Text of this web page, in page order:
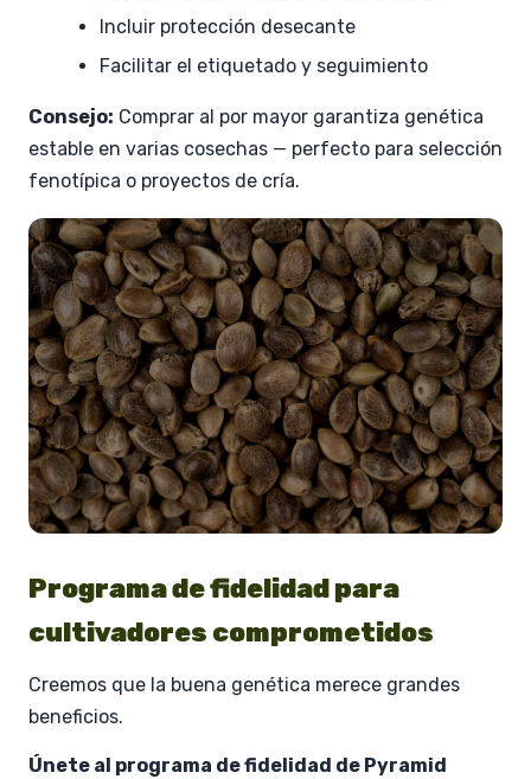
Incluir protección desecante
Facilitar el etiquetado y seguimiento
Consejo: Comprar al por mayor garantiza genética
estable en varias cosechas — perfecto para selección
fenotípica o proyectos de cría.
Programa de fidelidad para
cultivadores comprometidos
Creemos que la buena genética merece grandes
beneficios.
Únete al programa de fidelidad de Pyramid